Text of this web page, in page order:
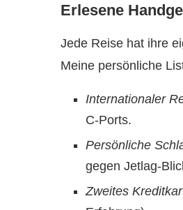
Erlesene
Jede Reise hat ihre
Meine persönliche
Internationaler
C-Ports.
Persönliche
gegen Jetlag-
Zweites